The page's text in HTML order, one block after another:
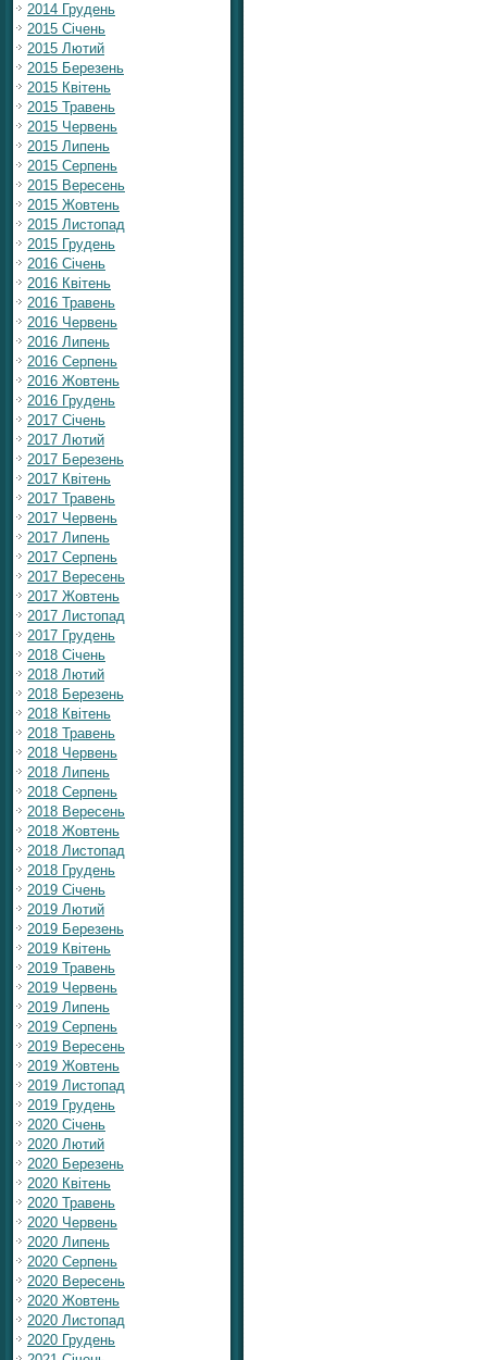
2014 Грудень
2015 Січень
2015 Лютий
2015 Березень
2015 Квітень
2015 Травень
2015 Червень
2015 Липень
2015 Серпень
2015 Вересень
2015 Жовтень
2015 Листопад
2015 Грудень
2016 Січень
2016 Квітень
2016 Травень
2016 Червень
2016 Липень
2016 Серпень
2016 Жовтень
2016 Грудень
2017 Січень
2017 Лютий
2017 Березень
2017 Квітень
2017 Травень
2017 Червень
2017 Липень
2017 Серпень
2017 Вересень
2017 Жовтень
2017 Листопад
2017 Грудень
2018 Січень
2018 Лютий
2018 Березень
2018 Квітень
2018 Травень
2018 Червень
2018 Липень
2018 Серпень
2018 Вересень
2018 Жовтень
2018 Листопад
2018 Грудень
2019 Січень
2019 Лютий
2019 Березень
2019 Квітень
2019 Травень
2019 Червень
2019 Липень
2019 Серпень
2019 Вересень
2019 Жовтень
2019 Листопад
2019 Грудень
2020 Січень
2020 Лютий
2020 Березень
2020 Квітень
2020 Травень
2020 Червень
2020 Липень
2020 Серпень
2020 Вересень
2020 Жовтень
2020 Листопад
2020 Грудень